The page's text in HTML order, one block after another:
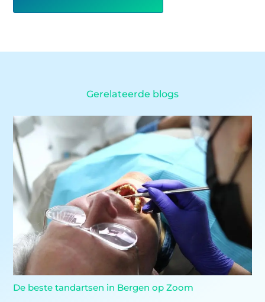
Gerelateerde blogs
De beste tandartsen in Bergen op Zoom